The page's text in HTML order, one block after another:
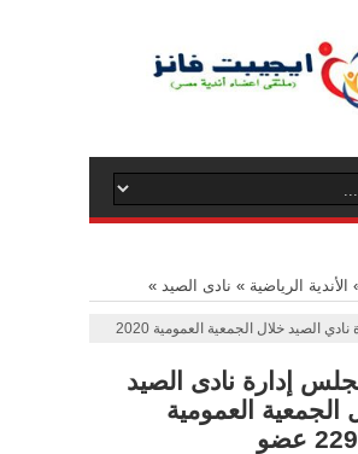
الأندية الرياضية » نادى الصيد »
الصيد خلال الجمعية العمومية 2020
إدارة نادى الصيد
العمومية